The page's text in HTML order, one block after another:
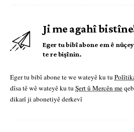
Ji me agahî
Eger tu bibî abone em ê
te re bişînin.
Eger tu bibî abone te we wateyê ku tu
dîsa tê wê wateyê ku tu Şert û Mercên me
dikarî ji abonetiyê derkevî